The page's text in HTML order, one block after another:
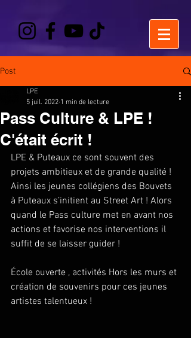
Post
Pass Culture & LPE !
C'était écrit !
LPE
5 juil. 2022 1 min de lecture
LPE & Puteaux ce sont souvent des
projets ambitieux et de grande qualité !
Ainsi les jeunes collégiens des Bouvets
à Puteaux s’initient au Street Art ! Alors
quand le Pass culture met en avant nos
actions et favorise nos interventions il
suffit de se laisser guider !
École ouverte , activités Hors les murs et
création de souvenirs pour ces jeunes
artistes talentueux !